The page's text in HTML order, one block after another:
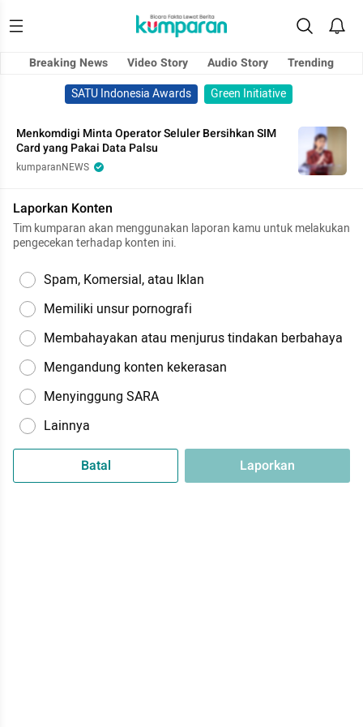
Breaking News Video Story Audio Story
Trending
SATU Indonesia Awards
Green Initiative
Menkomdigi Minta Operator Seluler Bersihkan SIM
Card yang Pakai Data Palsu
kumparanNEWS
Laporkan Konten
Tim kumparan akan menggunakan laporan kamu untuk melakukan
pengecekan terhadap konten ini.
Spam, Komersial, atau Iklan
Memiliki unsur pornografi
Membahayakan atau menjurus tindakan berbahaya
Mengandung konten kekerasan
Menyinggung SARA
Lainnya
Batal Laporkan